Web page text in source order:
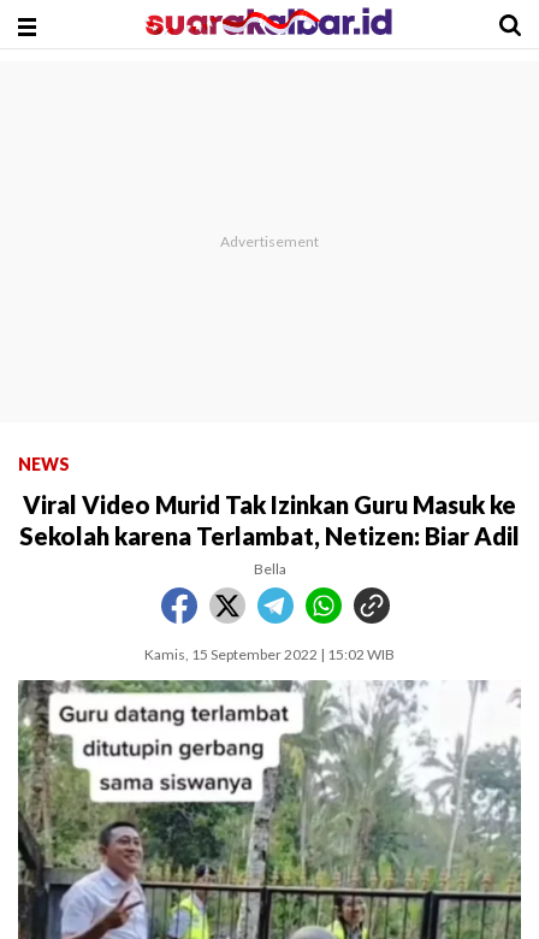
NEWS
Viral Video Murid Tak Izinkan Guru Masuk ke
Sekolah karena Terlambat, Netizen: Biar Adil
Bella
Kamis, 15 September 2022 | 15:02 WIB